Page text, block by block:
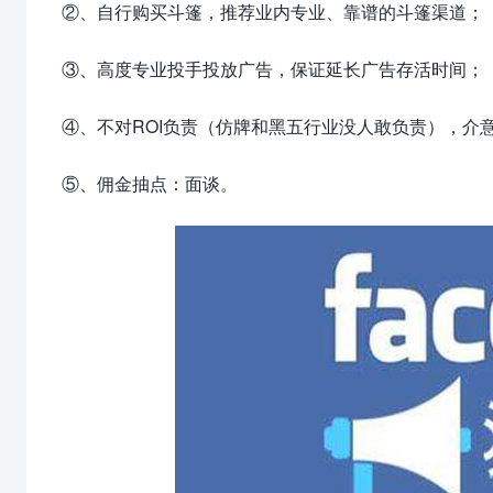
②、自行购买斗篷，推荐业内专业、靠谱的斗篷渠道；
③、高度专业投手投放广告，保证延长广告存活时间；
④、不对ROI负责（仿牌和黑五行业没人敢负责），介
⑤、佣金抽点：面谈。